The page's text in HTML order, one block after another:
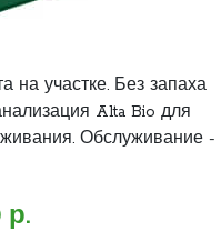
на участке. Без запаха
Alta Bio для
Обслуживание -
р.